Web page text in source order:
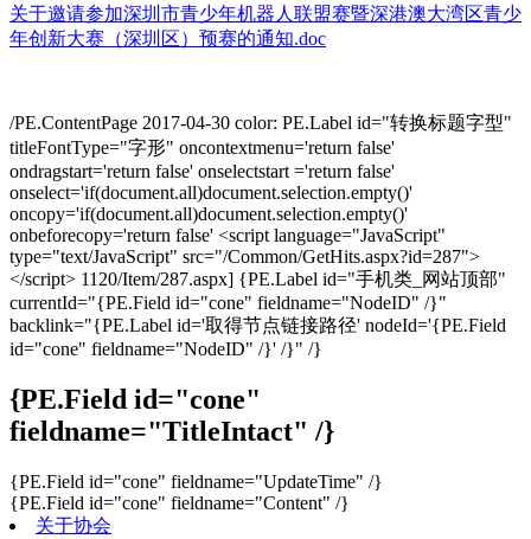
关于邀请参加深圳市青少年机器人联盟赛暨深港澳大湾区青少
年创新大赛（深圳区）预赛的通知.doc
/PE.ContentPage 2017-04-30 color: PE.Label id="转换标题字型"
titleFontType="字形" oncontextmenu='return false'
ondragstart='return false' onselectstart ='return false'
onselect='if(document.all)document.selection.empty()'
oncopy='if(document.all)document.selection.empty()'
onbeforecopy='return false' <script language="JavaScript"
type="text/JavaScript" src="/Common/GetHits.aspx?id=287">
</script> 11 20/Item/287.aspx] {PE.Label id="手机类_网站顶部"
currentId="{PE.Field id="cone" fieldname="NodeID" /}"
backlink="{PE.Label id='取得节点链接路径' nodeId='{PE.Field
id="cone" fieldname="NodeID" /}' /}" /}
{PE.Field id="cone"
fieldname="TitleIntact" /}
{PE.Field id="cone" fieldname="UpdateTime" /}
{PE.Field id="cone" fieldname="Content" /}
关于协会